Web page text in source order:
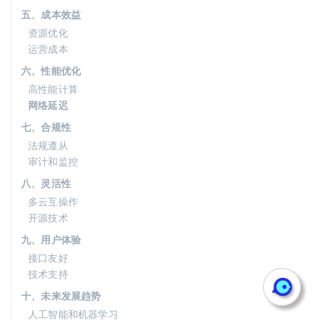
五、成本效益
资源优化
运营成本
六、性能优化
高性能计算
网络延迟
七、合规性
法规遵从
审计和监控
八、灵活性
多云互操作
开源技术
九、用户体验
接口友好
技术支持
十、未来发展趋势
人工智能和机器学习